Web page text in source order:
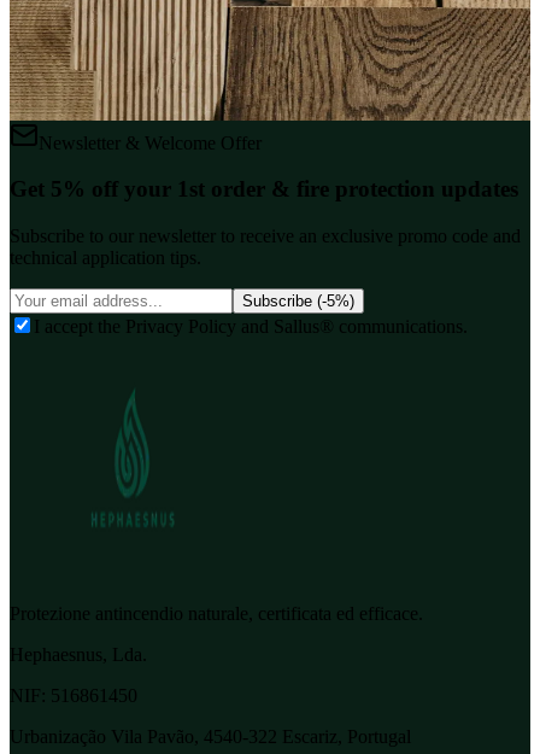
Guida completa sui ritardanti di fiamma per il legno. Confrontate i
tipi, imparate ad applicare passo dopo passo e scoprite quale sia
l'opzione migliore per proteggere le superfici in legno dagli incendi.
Leggi Articolo
Newsletter & Welcome Offer
Get 5% off your 1st order & fire protection updates
Subscribe to our newsletter to receive an exclusive promo code and
technical application tips.
Subscribe (-5%)
I accept the Privacy Policy and Sallus® communications.
Protezione antincendio naturale, certificata ed efficace.
Hephaesnus, Lda.
NIF: 516861450
Urbanização Vila Pavão, 4540-322 Escariz, Portugal